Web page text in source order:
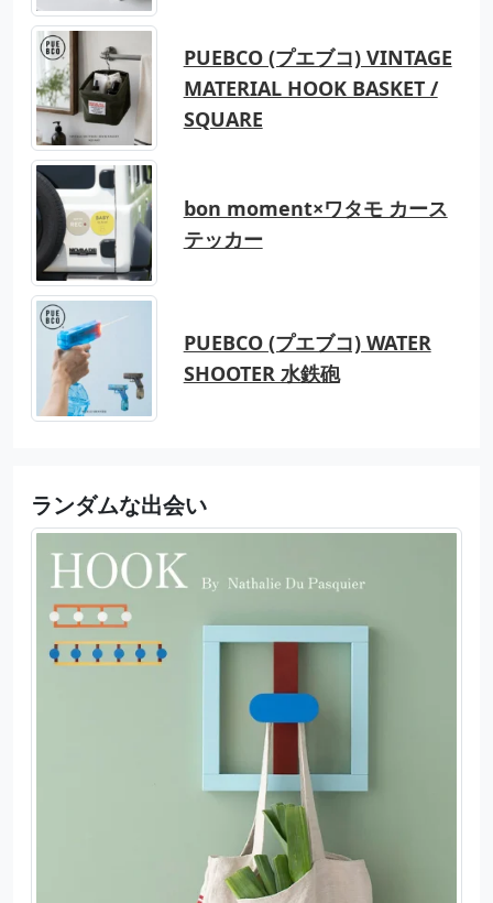
PUEBCO (プエブコ) VINTAGE
MATERIAL HOOK BASKET /
SQUARE
bon moment×ワタモ カース
テッカー
PUEBCO (プエブコ) WATER
SHOOTER 水鉄砲
ランダムな出会い